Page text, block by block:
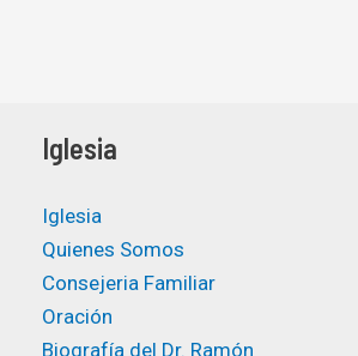
Iglesia
Iglesia
Quienes Somos
Consejeria Familiar
Oración
Biografía del Dr. Ramón